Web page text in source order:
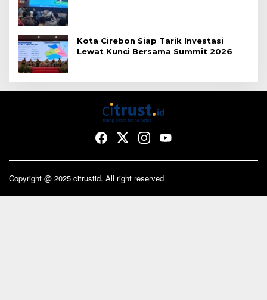
Kota Cirebon Siap Tarik Investasi
Lewat Kunci Bersama Summit 2026
Copyright @ 2025 citrustid. All right reserved